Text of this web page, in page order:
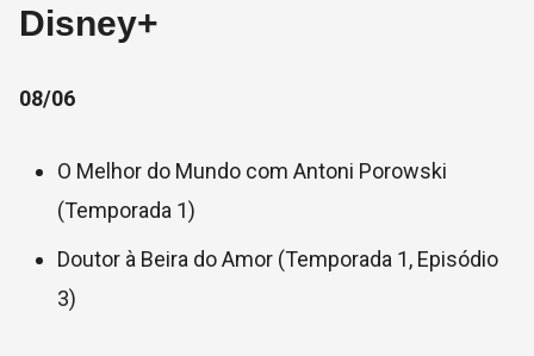
Disney+
08/06
O Melhor do Mundo com Antoni Porowski
(Temporada 1)
Doutor à Beira do Amor (Temporada 1, Episódio
3)